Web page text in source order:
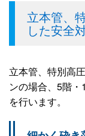
立本管、
した安全
立本管、特別高
ンの場合、5階
を行います。